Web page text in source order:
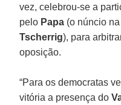
vez, celebrou-se a
pelo Papa (o núncio na
Tscherrig), para
oposição.
“Para os democratas
vitória a presença do